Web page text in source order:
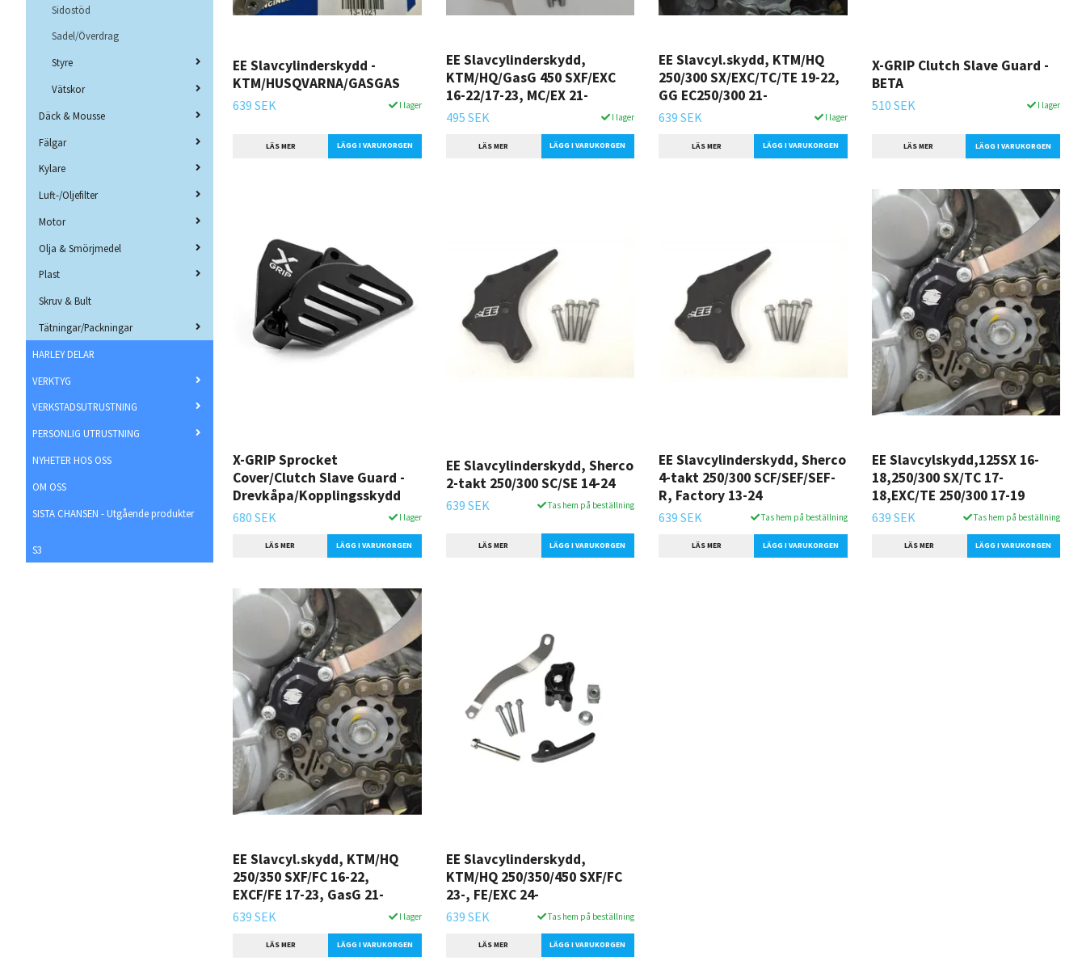
Sidostöd
Sadel/Överdrag
Styre
Vätskor
Däck & Mousse
Fälgar
Kylare
Luft-/Oljefilter
Motor
Olja & Smörjmedel
Plast
Skruv & Bult
Tätningar/Packningar
HARLEY DELAR
VERKTYG
VERKSTADSUTRUSTNING
PERSONLIG UTRUSTNING
NYHETER HOS OSS
OM OSS
SISTA CHANSEN - Utgående produkter
S3
EE Slavcylinderskydd -
KTM/HUSQVARNA/GASGAS
639 SEK I lager
LÄS MER
EE Slavcylinderskydd,
KTM/HQ/GasG 450 SXF/EXC
16-22/17-23, MC/EX 21-
495 SEK I lager
LÄS MER
EE Slavcyl.skydd, KTM/HQ
250/300 SX/EXC/TC/TE 19-22,
GG EC250/300 21-
639 SEK I lager
LÄS MER
X-GRIP Clutch Slave Guard -
BETA
510 SEK I lager
LÄS MER LÄGG I VARUKORGEN
X-GRIP Sprocket
Cover/Clutch Slave Guard -
Drevkåpa/Kopplingsskydd
680 SEK I lager
LÄS MER LÄGG I VARUKORGEN
EE Slavcylinderskydd, Sherco
2-takt 250/300 SC/SE 14-24
639 SEK Tas hem på beställning
LÄS MER
EE Slavcylinderskydd, Sherco
4-takt 250/300 SCF/SEF/SEF-
R, Factory 13-24
639 SEK Tas hem på beställning
LÄS MER
EE Slavcylskydd,125SX 16-
18,250/300 SX/TC 17-
18,EXC/TE 250/300 17-19
639 SEK Tas hem på beställning
LÄS MER
EE Slavcyl.skydd, KTM/HQ
250/350 SXF/FC 16-22,
EXCF/FE 17-23, GasG 21-
639 SEK I lager
LÄS MER
EE Slavcylinderskydd,
KTM/HQ 250/350/450 SXF/FC
23-, FE/EXC 24-
639 SEK Tas hem på beställning
LÄS MER